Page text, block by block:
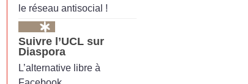
le réseau antisocial !
Suivre l’UCL sur
Diaspora
L’alternative libre à